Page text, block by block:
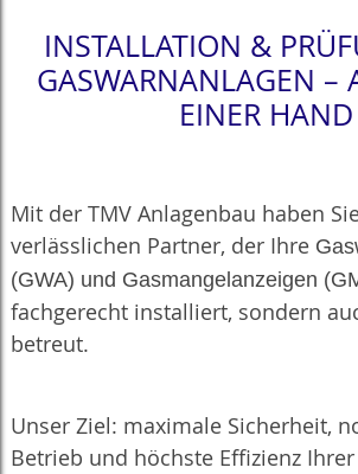
INSTALLATION &
GASWARNANLAGEN –
EINER HAND
Mit der TMV Anlagenbau haben
verlässlichen Partner, der Ihre
(GWA) und Gasmangelanzeigen
fachgerecht installiert, sondern
betreut.
Unser Ziel: maximale Sicherheit,
Betrieb und höchste Effizienz